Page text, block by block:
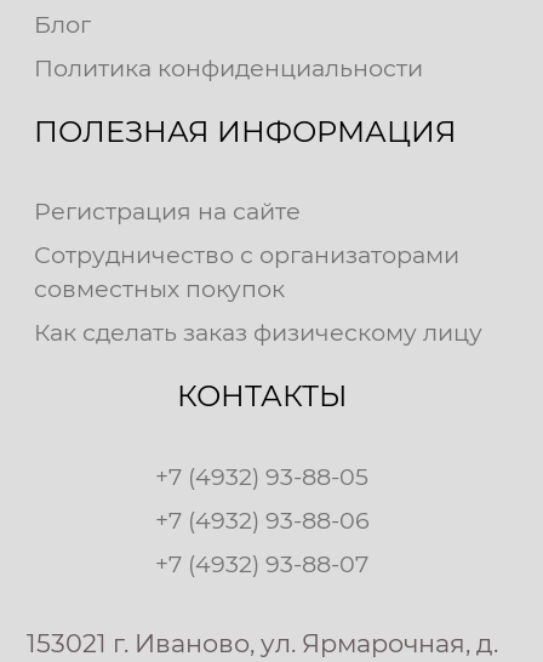
Блог
Политика конфиденциальности
ПОЛЕЗНАЯ ИНФОРМАЦИЯ
Регистрация на сайте
Сотрудничество с организаторами
совместных покупок
Как сделать заказ физическому лицу
КОНТАКТЫ
+7 (4932) 93-88-05
+7 (4932) 93-88-06
+7 (4932) 93-88-07
153021 г. Иваново, ул. Ярмарочная, д.